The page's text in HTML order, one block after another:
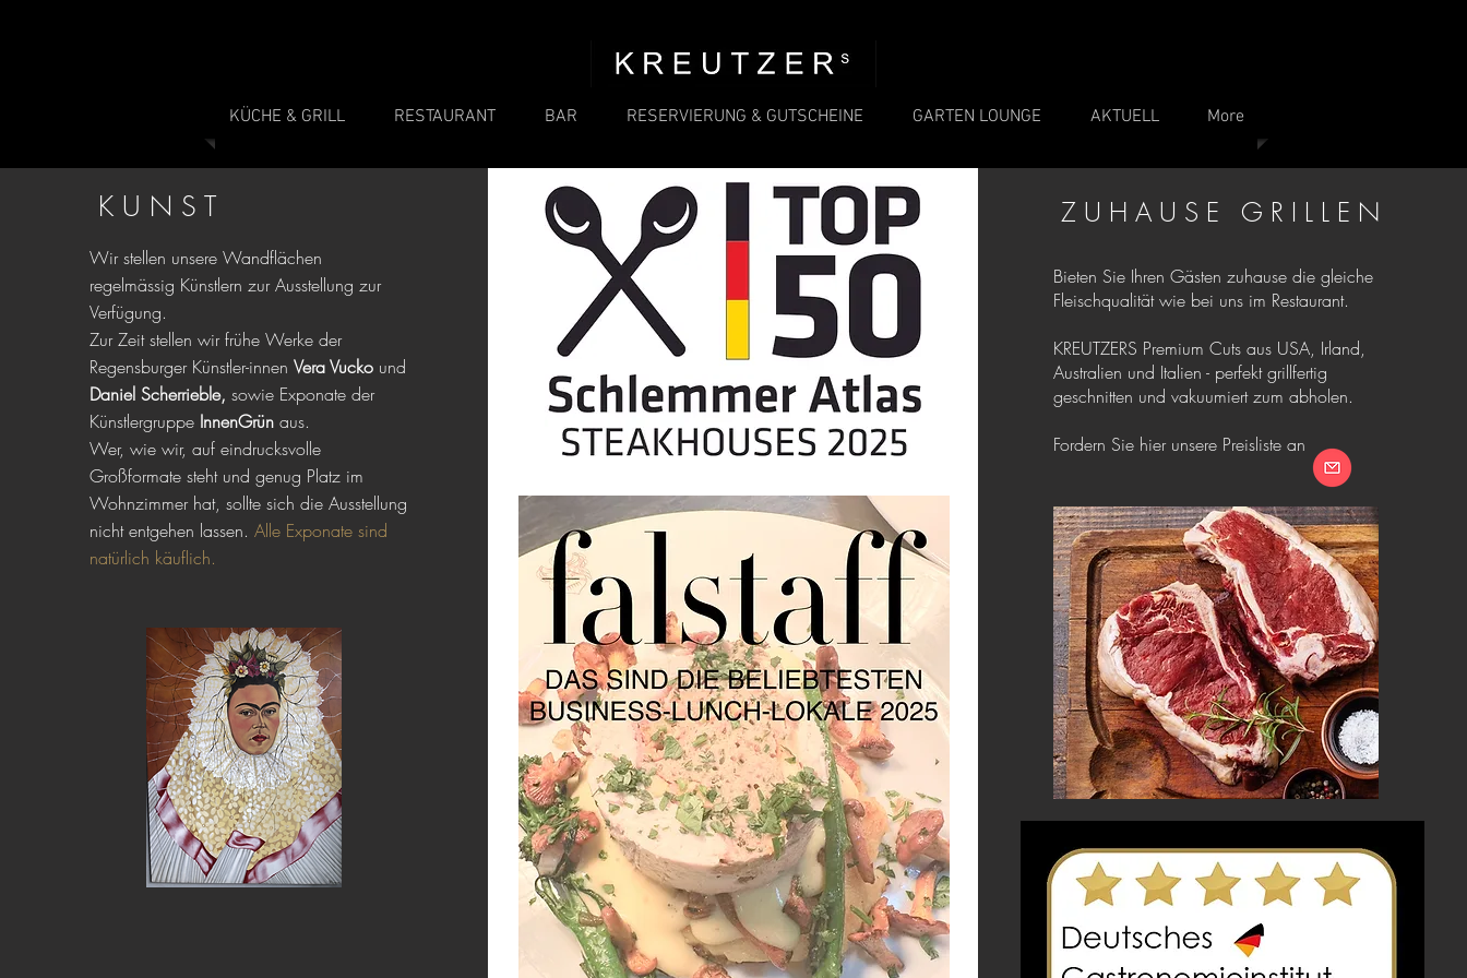
KÜCHE & GRILL RESTAURANT BAR RESERVIERUNG & GUTSCHEINE GARTEN LOUNGE AKTUELL More
K U N S T
Wir stellen unsere Wandflächen
regelmässig Künstlern zur Ausstellung zur
Verfügung.
Zur Zeit stellen wir frühe Werke der
Regensburger Künstler-innen Vera Vucko und
Daniel Scherrieble, sowie Exponate der
Künstlergruppe InnenGrünaus.
Wer, wie wir, auf eindrucksvolle
Großformate steht und genug Platz im
Wohnzimmer hat, sollte sich die Ausstellung
nicht entgehen lassen. Alle Exponate sind
natürlich käuflich.
Z U H A U S E G R I L L E N
Bieten Sie Ihren Gästen zuhause die gleiche
Fleischqualität wie bei uns im Restaurant.
KREUTZERS Premium Cuts aus USA, Irland,
Australien und Italien - perfekt grillfertig
geschnitten und vakuumiert zum abholen.
Fordern Sie hier unsere Preisliste an